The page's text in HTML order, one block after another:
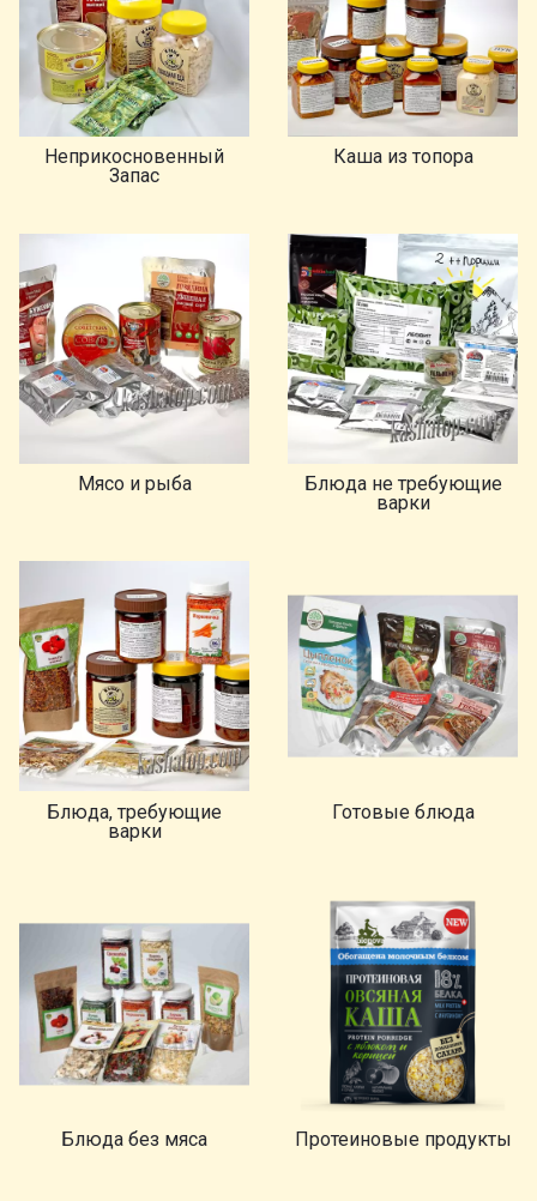
Неприкосновенный
Запас
Каша из топора
Мясо и рыба
Блюда не требующие
варки
Блюда, требующие
варки
Готовые блюда
Блюда без мяса Протеиновые продукты